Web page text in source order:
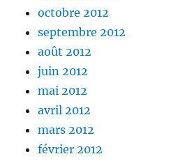
octobre 2012
septembre 2012
août 2012
juin 2012
mai 2012
avril 2012
mars 2012
février 2012